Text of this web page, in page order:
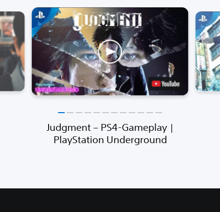
Judgment – PS4-Gameplay |
PlayStation Underground